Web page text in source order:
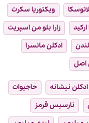
ویکتوریا سکرت
ارکید
زارا بلو من اسپریت
ادکلن مانسرا
اصل
ادکلن نیشانه
حاجیوات
نارسیس قرمز